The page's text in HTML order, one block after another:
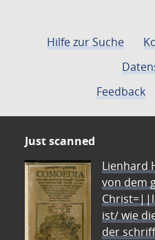
Hilfe zur Suche
Feedback
Just scanned
Lienhard
von dem
ist/ wie
der